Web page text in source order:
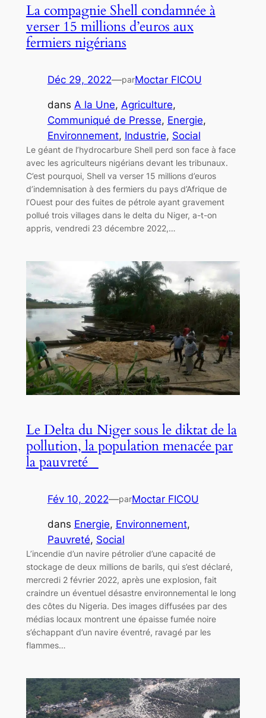
La compagnie Shell condamnée à
verser 15 millions d’euros aux
fermiers nigérians
Déc 29, 2022—parMoctar FICOU
dans A la Une, Agriculture
Communiqué de Presse, Energie
Environnement, Industrie, Social
Le géant de l’hydrocarbure Shell perd son face à face
avec les agriculteurs nigérians devant les tribunaux.
C’est pourquoi, Shell va verser 15 millions d’euros
d’indemnisation à des fermiers du pays d’Afrique de
l’Ouest pour des fuites de pétrole ayant gravement
pollué trois villages dans le delta du Niger, a-t-on
appris, vendredi 23 décembre 2022,…
Le Delta du Niger sous le diktat de la
pollution, la population menacée par
la pauvreté
Fév 10, 2022—parMoctar FICOU
dans Energie, Environnement
Pauvreté, Social
L’incendie d’un navire pétrolier d’une capacité de
stockage de deux millions de barils, qui s’est déclaré,
mercredi 2 février 2022, après une explosion, fait
craindre un éventuel désastre environnemental le long
des côtes du Nigeria. Des images diffusées par des
médias locaux montrent une épaisse fumée noire
s’échappant d’un navire éventré, ravagé par les
flammes…